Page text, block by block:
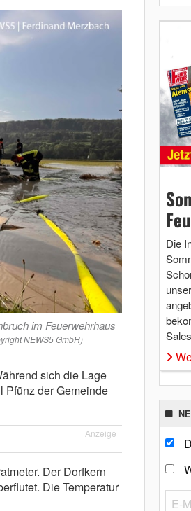
im Feuerwehrhaus
NEWS5 GmbH)
sich die Lage
Pfünz der Gemeinde
Anzeige
Der Dorfkern
Die Temperatur
Die